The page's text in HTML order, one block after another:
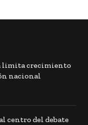
limita crecimiento
nacional
centro del debate